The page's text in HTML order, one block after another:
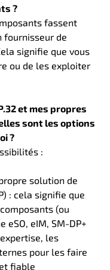
?
fassent
fournisseur de
signifie que vous
ou de les exploiter
et mes propres
sont les options
?
:
solution de
: cela signifie que
(ou
eSO, eIM, SM-DP+
les
pour les faire
fiable